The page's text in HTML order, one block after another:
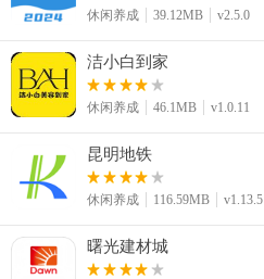
休闲养成 39.12MB v2.5.0
洁小白到家
休闲养成 46.1MB v1.0.11
昆明地铁
休闲养成 116.59MB v1.13.5
曙光建材城